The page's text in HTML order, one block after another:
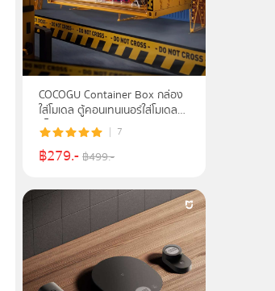
COCOGU Container Box กล่อง
ใส่โมเดล ตู้คอนเทนเนอร์ใส่โมเดล
มีไฟ
7
฿279.-฿499.-